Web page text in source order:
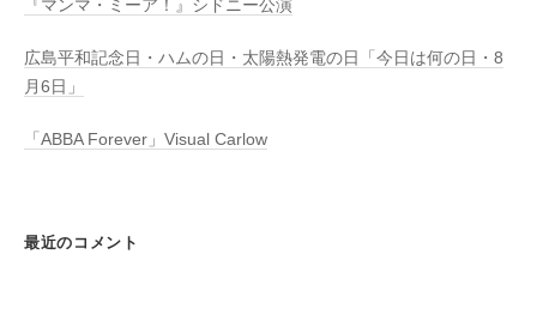
『マンマ・ミーア！』シドニー公演
広島平和記念日・ハムの日・太陽熱発電の日「今日は何の日・8
月6日」
「ABBA Forever」Visual Carlow
最近のコメント